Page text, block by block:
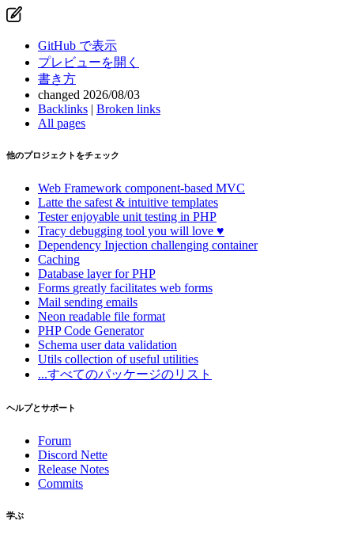
GitHub で表示
プレビューを開く
書き方
changed 2026/08/03
Backlinks | Broken links
All pages
他のプロジェクトをチェック
Web Framework component-based MVC
Latte the safest & intuitive templates
Testerenjoyable unit testing in PHP
Tracy debugging tool you will love ♥
Dependency Injection challenging container
Caching
Database layer for PHP
Forms greatly facilitates web forms
Mail sending emails
Neon readable file format
PHP Code Generator
Schema user data validation
Utils collection of useful utilities
...すべてのパッケージのリスト
ヘルプとサポート
Forum
Discord Nette
Release Notes
Commits
学ぶ